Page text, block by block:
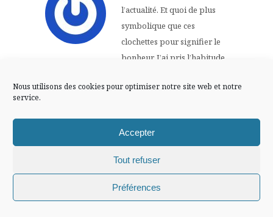
Nous utilisons des cookies pour optimiser notre site web et notre
service.
Accepter
Tout refuser
Préférences
l’actualité. Et quoi de plus
symbolique que ces
clochettes pour signifier le
bonheur. J’ai pris l’habitude
que le muguet que je cueille.
AT 0 H 00 MIN
Arwen
Mentions légales Confidentialité